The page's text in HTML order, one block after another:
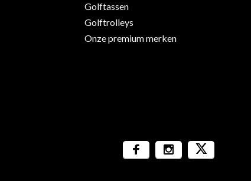
Golftassen
Golftrolleys
Onze premium merken